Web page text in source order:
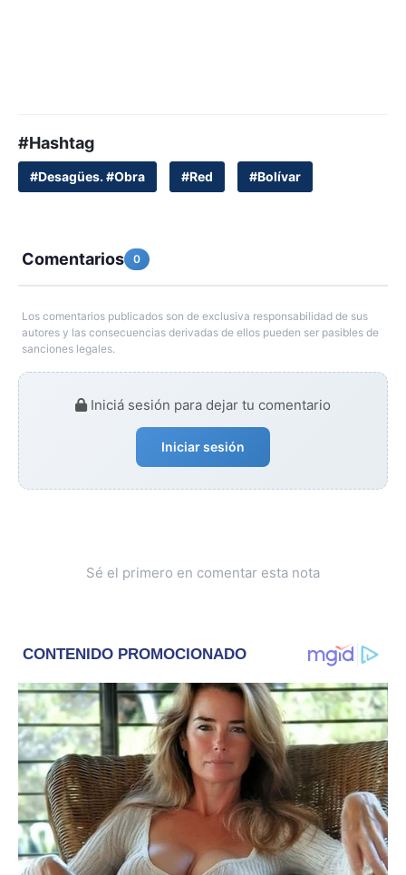
#Hashtag
#Desagües. #Obra #Red #Bolívar
Comentarios 0
Los comentarios publicados son de exclusiva responsabilidad de sus
autores y las consecuencias derivadas de ellos pueden ser pasibles de
sanciones legales.
Iniciá sesión para dejar tu comentario
Iniciar sesión
Sé el primero en comentar esta nota